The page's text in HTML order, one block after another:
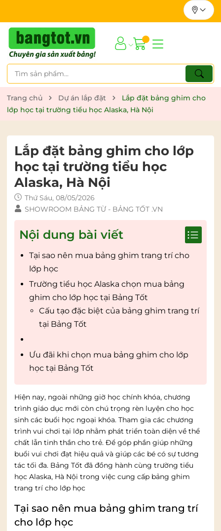
Trang chủ Dự án lắp đặt
Lắp đặt bảng ghim cho
lớp học tại trường tiểu học Alaska, Hà Nội
Lắp đặt bảng ghim cho lớp
học tại trường tiểu học
Alaska, Hà Nội
Thứ Sáu, 08/05/2026
SHOWROOM BẢNG TỪ - BẢNG TỐT .VN
Nội dung bài viết
Tại sao nên mua bảng ghim trang trí cho
lớp học
Trường tiểu học Alaska chọn mua bảng
ghim cho lớp học tại Bảng Tốt
Cấu tạo đặc biệt của bảng ghim trang trí
tại Bảng Tốt
Ưu đãi khi chọn mua bảng ghim cho lớp
học tại Bảng Tốt
Hiện nay, ngoài những giờ học chính khóa, chương
trình giáo dục mới còn chú trọng rèn luyện cho học
sinh các buổi học ngoại khóa. Tham gia các chương
trình vui chơi tại lớp nhằm phát triển toàn diện về thể
chất lẫn tinh thần cho trẻ. Để góp phần giúp những
buổi vui chơi đạt hiệu quả và giúp các bé có sự tương
tác tối đa. Bảng Tốt đã đồng hành cùng trường tiểu
học Alaska, Hà Nội trong việc cung cấp bảng ghim
trang trí cho lớp học
Tại sao nên mua bảng ghim trang trí
cho lớp học